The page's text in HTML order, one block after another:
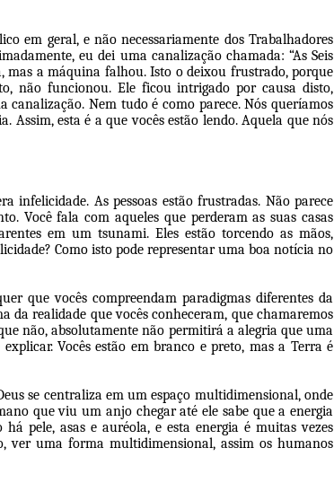
em geral, e não necessariamente dos Trabalhadores
eu dei uma canalização chamada: “As Seis
mas a máquina falhou. Isto o deixou frustrado, porque
não funcionou. Ele ficou intrigado por causa disto,
Nem tudo é como parece. Nós queríamos
Assim, esta é a que vocês estão lendo. Aquela que nós
infelicidade. As pessoas estão frustradas. Não parece
Você fala com aqueles que perderam as suas casas
em um tsunami. Eles estão torcendo as mãos,
Como isto pode representar uma boa notícia no
que vocês compreendam paradigmas diferentes da
da realidade que vocês conheceram, que chamaremos
não, absolutamente não permitirá a alegria que uma
Vocês estão em branco e preto, mas a Terra é
se centraliza em um espaço multidimensional, onde
que viu um anjo chegar até ele sabe que a energia
pele, asas e auréola, e esta energia é muitas vezes
ver uma forma multidimensional, assim os humanos